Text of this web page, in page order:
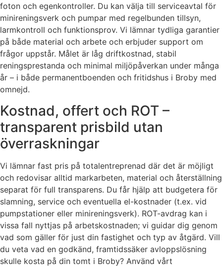
foton och egenkontroller. Du kan välja till serviceavtal för
minireningsverk och pumpar med regelbunden tillsyn,
larmkontroll och funktionsprov. Vi lämnar tydliga garantier
på både material och arbete och erbjuder support om
frågor uppstår. Målet är låg driftkostnad, stabil
reningsprestanda och minimal miljöpåverkan under många
år – i både permanentboenden och fritidshus i Broby med
omnejd.
Kostnad, offert och ROT –
transparent prisbild utan
överraskningar
Vi lämnar fast pris på totalentreprenad där det är möjligt
och redovisar alltid markarbeten, material och återställning
separat för full transparens. Du får hjälp att budgetera för
slamning, service och eventuella el-kostnader (t.ex. vid
pumpstationer eller minireningsverk). ROT-avdrag kan i
vissa fall nyttjas på arbetskostnaden; vi guidar dig genom
vad som gäller för just din fastighet och typ av åtgärd. Vill
du veta vad en godkänd, framtidssäker avloppslösning
skulle kosta på din tomt i Broby? Använd vårt